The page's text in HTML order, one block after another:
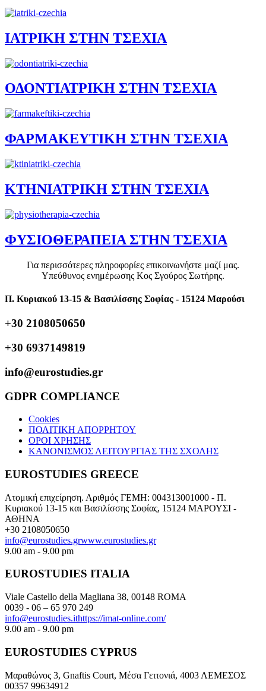
ΙΑΤΡΙΚΗ ΣΤΗΝ ΤΣΕΧΙΑ
ΟΔΟΝΤΙΑΤΡΙΚΗ ΣΤΗΝ ΤΣΕΧΙΑ
ΦΑΡΜΑΚΕΥΤΙΚΗ ΣΤΗΝ ΤΣΕΧΙΑ
ΚΤΗΝΙΑΤΡΙΚΗ ΣΤΗΝ ΤΣΕΧΙΑ
ΦΥΣΙΟΘΕΡΑΠΕΙΑ ΣΤΗΝ ΤΣΕΧΙΑ
Για περισσότερες πληροφορίες επικοινωνήστε μαζί μας.
Υπεύθυνος ενημέρωσης Κος Σγούρος Σωτήρης.
Π. Κυριακού 13-15 & Βασιλίσσης Σοφίας - 15124 Μαρούσι
+30 2108050650
+30 6937149819
info@eurostudies.gr
GDPR COMPLIANCE
Cookies
ΠΟΛΙΤΙΚΗ ΑΠΟΡΡΗΤΟΥ
ΟΡΟΙ ΧΡΗΣΗΣ
ΚΑΝΟΝΙΣΜΟΣ ΛΕΙΤΟΥΡΓΙΑΣ ΤΗΣ ΣΧΟΛΗΣ
EUROSTUDIES GREECE
Ατομική επιχείρηση. Αριθμός ΓΕΜΗ: 004313001000 - Π.
Κυριακού 13-15 και Βασιλίσσης Σοφίας, 15124 ΜΑΡΟΥΣΙ -
ΑΘΗΝΑ
+30 2108050650
info@eurostudies.grwww.eurostudies.gr
9.00 am - 9.00 pm
EUROSTUDIES ITALIA
Viale Castello della Magliana 38, 00148 ROMA
0039 - 06 – 65 970 249
info@eurostudies.ithttps://imat-online.com/
9.00 am - 9.00 pm
EUROSTUDIES CYPRUS
Μαραθώνος 3, Gnaftis Court, Μέσα Γειτονιά, 4003 ΛΕΜΕΣΟΣ
00357 99634912